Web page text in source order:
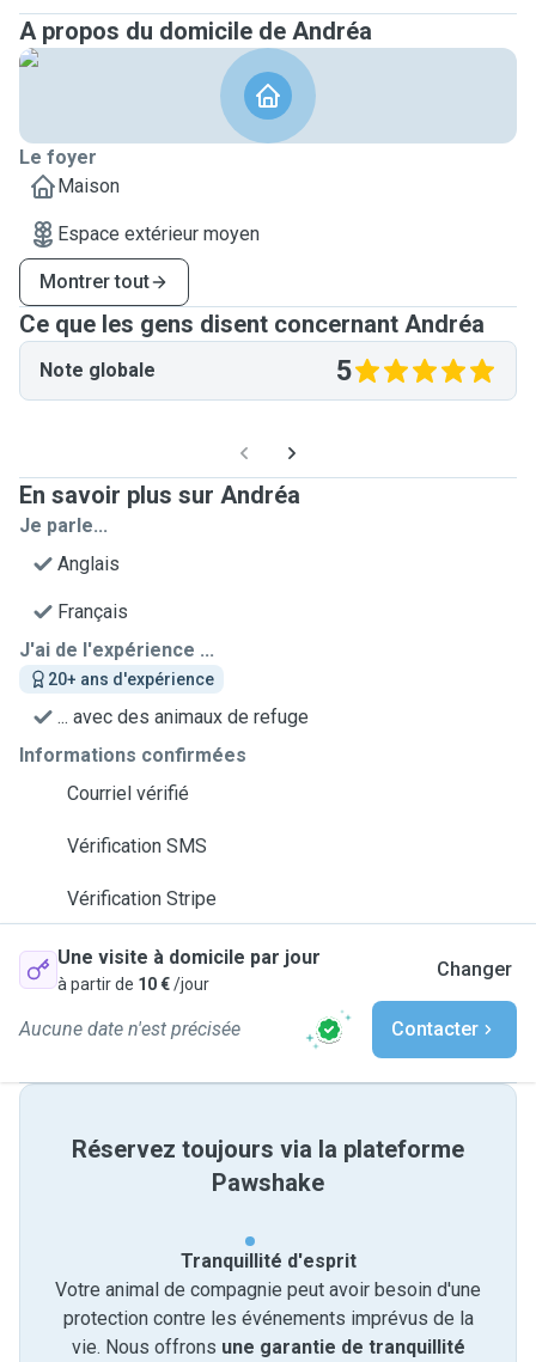
A propos du domicile de Andréa
Le foyer
Maison
Espace extérieur moyen
Montrer tout
Ce que les gens disent concernant Andréa
Note globale 5
En savoir plus sur Andréa
Je parle...
Anglais
Français
J'ai de l'expérience ...
20+ ans d'expérience
... avec des animaux de refuge
Informations confirmées
Courriel vérifié
Vérification SMS
Vérification Stripe
Une visite à domicile par jour
à partir de 10 €/jour
Changer
Aucune date n'est précisée Contacter
Réservez toujours via la plateforme
Pawshake
Tranquillité d'esprit
Votre animal de compagnie peut avoir besoin d'une
protection contre les événements imprévus de la
vie. Nous offrons une garantie de tranquillité